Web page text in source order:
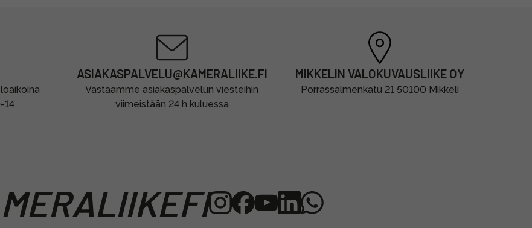
14
ASIAKASPALVELU@KAMERALIIKE.FI
Vastaamme asiakaspalvelun viesteihin
viimeistään 24 h kuluessa
MIKKELIN VALOKUVAUSLIIKE OY
Porrassalmenkatu 21 50100 Mikkeli